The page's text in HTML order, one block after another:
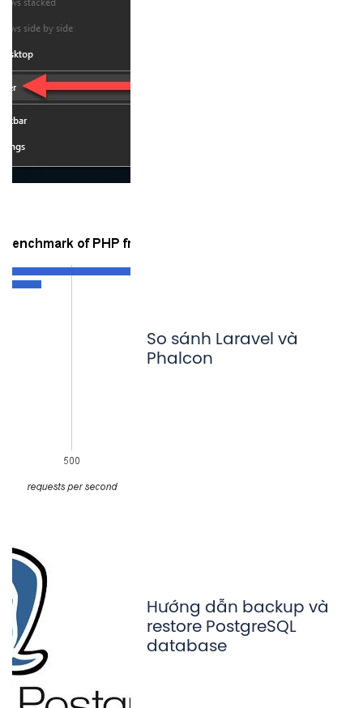
So sánh Laravel và
Phalcon
Hướng dẫn backup và
restore PostgreSQL
database